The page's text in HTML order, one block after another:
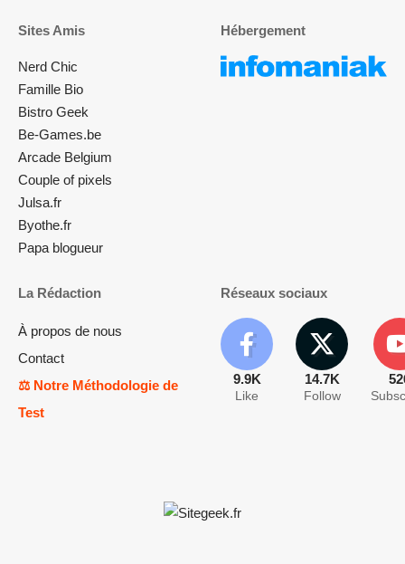
Sites Amis
Nerd Chic
Famille Bio
Bistro Geek
Be-Games.be
Arcade Belgium
Couple of pixels
Julsa.fr
Byothe.fr
Papa blogueur
Hébergement
La Rédaction
À propos de nous
Contact
⚖️ Notre Méthodologie de
Test
Réseaux sociaux
9.9K
Like
14.7K
Follow